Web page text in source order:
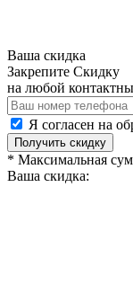
Ваша скидка
Закрепите Скидку
на любой
Я согласен на
Получить скидку
* Максимальная
Ваша скидка: